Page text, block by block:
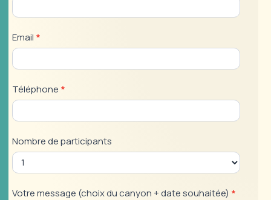
Email *
Téléphone *
Nombre de participants
Votre message (choix du canyon + date souhaitée) *